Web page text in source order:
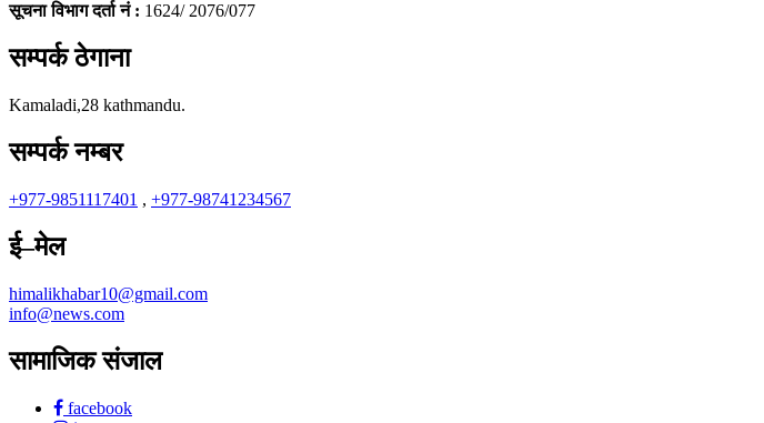
सूचना विभाग दर्ता नं : 1624/ 2076/077
सम्पर्क ठेगाना
Kamaladi,28 kathmandu.
सम्पर्क नम्बर
+977-9851117401 , +977-98741234567
ई–मेल
himalikhabar10@gmail.com
info@news.com
सामाजिक संजाल
facebook